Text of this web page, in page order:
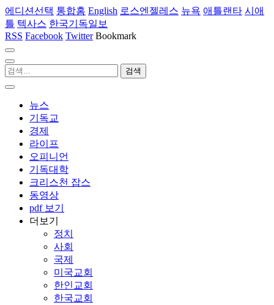
에디션선택 통합홈 English 로스엔젤레스 뉴욕 애틀랜타 시애
틀 텍사스 한국기독일보
RSS Facebook Twitter Bookmark
뉴스
기독교
경제
라이프
오피니언
기독대학
크리스천 잡스
동영상
pdf 보기
더보기
정치
사회
국제
미국교회
한인교회
한국교회